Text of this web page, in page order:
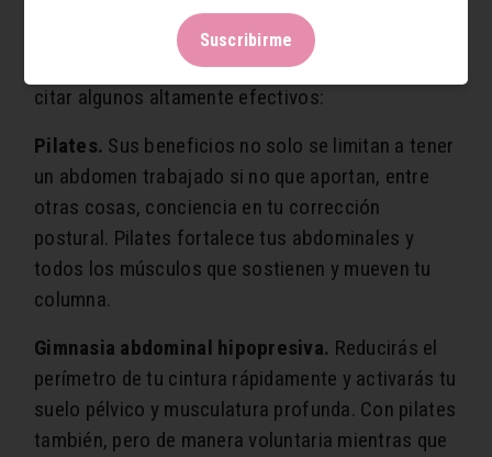
Entre entrenamientos específicos para trabajar la
musculatura que cubre el estómago podemos
citar algunos altamente efectivos:
Pilates. Sus beneficios no solo se limitan a tener
un abdomen trabajado si no que aportan, entre
otras cosas, conciencia en tu corrección
postural. Pilates fortalece tus abdominales y
todos los músculos que sostienen y mueven tu
columna.
Gimnasia abdominal hipopresiva. Reducirás el
perímetro de tu cintura rápidamente y activarás tu
suelo pélvico y musculatura profunda. Con pilates
también, pero de manera voluntaria mientras que
Suscribirme